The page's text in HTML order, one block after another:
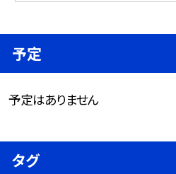
予定
予定はありません
タグ